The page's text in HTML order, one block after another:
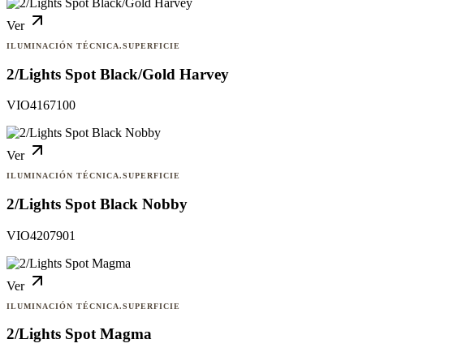
Ver
ILUMINACIÓN TÉCNICA.SUPERFICIE
2/Lights Spot Black/Gold Harvey
VIO4167100
Ver
ILUMINACIÓN TÉCNICA.SUPERFICIE
2/Lights Spot Black Nobby
VIO4207901
Ver
ILUMINACIÓN TÉCNICA.SUPERFICIE
2/Lights Spot Magma